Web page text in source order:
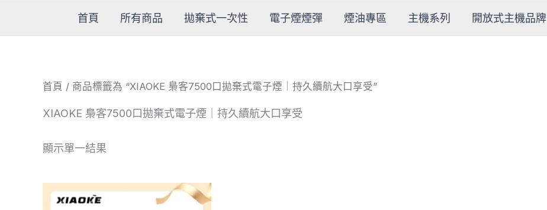
首頁 所有商品 拋棄式一次性 電子煙煙彈 煙油專區 主機系列 開放式主機品牌
首頁 / 商品標籤為 “XIAOKE 梟客7500口拋棄式電子煙｜持久續航大口享受”
XIAOKE 梟客7500口拋棄式電子煙｜持久續航大口享受
顯示單一結果
此